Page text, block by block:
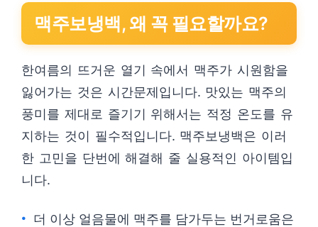
맥주보냉백, 왜 꼭 필요할까요?
한여름의 뜨거운 열기 속에서 맥주가 시원함을
잃어가는 것은 시간문제입니다. 맛있는 맥주의
풍미를 제대로 즐기기 위해서는 적정 온도를 유
지하는 것이 필수적입니다. 맥주보냉백은 이러
한 고민을 단번에 해결해 줄 실용적인 아이템입
니다.
더 이상 얼음물에 맥주를 담가두는 번거로움은